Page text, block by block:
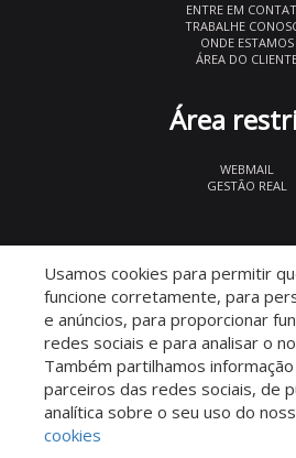
ENTRE EM
TRABALHE
ONDE ESTAMOS
ÁREA DO
Área
WEBMAIL
GESTÃO REAL
Descomplicado por:
Usamos cookies para permitir
funcione corretamente, para
e anúncios, para proporcionar
redes sociais e para analisar o
Também partilhamos
parceiros das redes sociais, de
analítica sobre o seu uso do
cookies